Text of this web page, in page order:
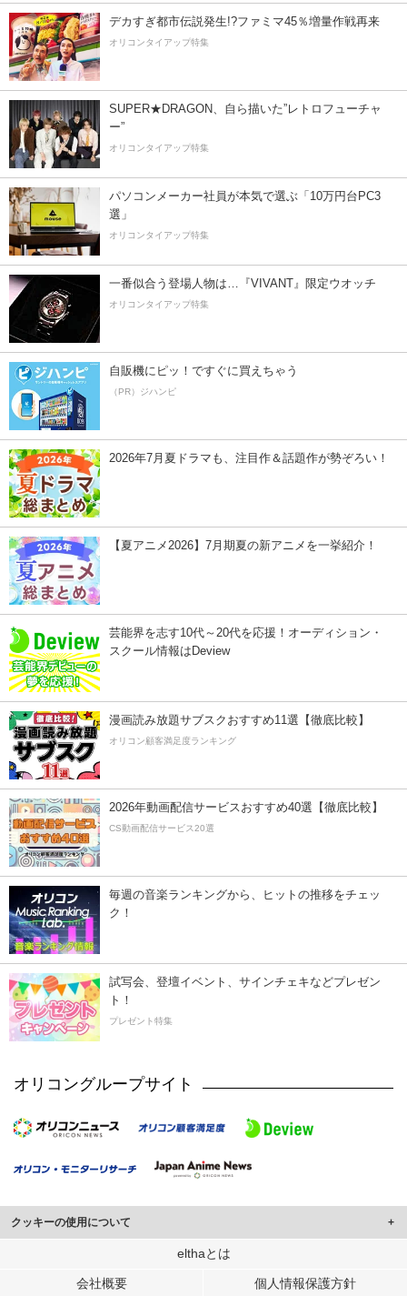
デカすぎ都市伝説発生!?ファミマ45％増量作戦再来
オリコンタイアップ特集
SUPER★DRAGON、自ら描いた”レトロフューチャ
ー”
オリコンタイアップ特集
パソコンメーカー社員が本気で選ぶ「10万円台PC3
選」
オリコンタイアップ特集
一番似合う登場人物は…『VIVANT』限定ウオッチ
オリコンタイアップ特集
自販機にピッ！ですぐに買えちゃう
（PR）ジハンピ
2026年7月夏ドラマも、注目作＆話題作が勢ぞろい！
【夏アニメ2026】7月期夏の新アニメを一挙紹介！
芸能界を志す10代～20代を応援！オーディション・
スクール情報はDeview
漫画読み放題サブスクおすすめ11選【徹底比較】
オリコン顧客満足度ランキング
2026年動画配信サービスおすすめ40選【徹底比較】
CS動画配信サービス20選
毎週の音楽ランキングから、ヒットの推移をチェッ
ク！
試写会、登壇イベント、サインチェキなどプレゼン
ト！
プレゼント特集
オリコングループサイト
クッキーの使用について
このサイトでは Cookie を使用して、ユーザーに合わせたコンテンツや広告の
行っています。
elthaとは
会社概要 個人情報保護方針